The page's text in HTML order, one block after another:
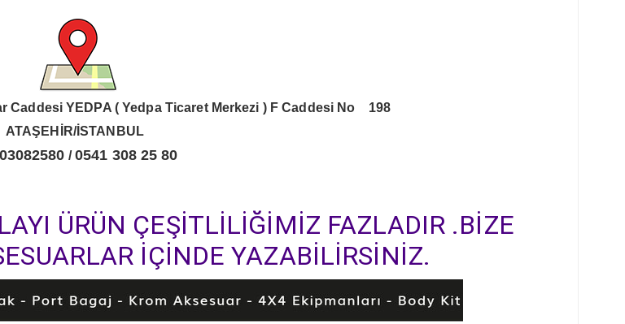
YEDPA ( Yedpa Ticaret Merkezi ) F Caddesi No 198
ATAŞEHİR/İSTANBUL
/ 0541 308 25 80
ÜRÜN ÇEŞİTLİLİĞİMİZ FAZLADIR .BİZE
İÇİNDE YAZABİLİRSİNİZ.